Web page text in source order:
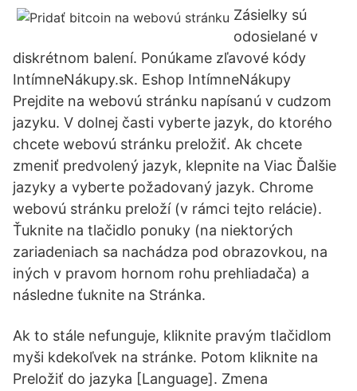
Zásielky sú
odosielané v
diskrétnom balení. Ponúkame zľavové kódy
IntímneNákupy.sk. Eshop IntímneNákupy
Prejdite na webovú stránku napísanú v cudzom
jazyku. V dolnej časti vyberte jazyk, do ktorého
chcete webovú stránku preložiť. Ak chcete
zmeniť predvolený jazyk, klepnite na Viac Ďalšie
jazyky a vyberte požadovaný jazyk. Chrome
webovú stránku preloží (v rámci tejto relácie).
Ťuknite na tlačidlo ponuky (na niektorých
zariadeniach sa nachádza pod obrazovkou, na
iných v pravom hornom rohu prehliadača) a
následne ťuknite na Stránka.
Ak to stále nefunguje, kliknite pravým tlačidlom
myši kdekoľvek na stránke. Potom kliknite na
Preložiť do jazyka [Language]. Zmena